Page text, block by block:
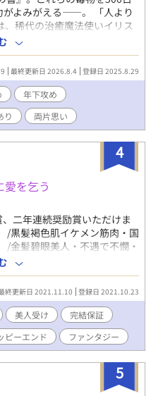
鞭を使い分ける、陽気な性
がよみがえる――。 「人より
稀代の治癒魔法使いイリス
の危険な実験に巻き込まれ
契約を解除したがるし王都
自の発展を遂げた魔法使いの
れる希望と救済の物語。 褐
薄幸・美形・年齢不詳だが
くり進行です。ちゃんと告
まで50万字程度かかりま
含まれます。苦手な方はご
最終更新日 2026.8.4 登録日 2025.8.29
年下攻め
り 両片思い
4
を乞う
二年連続奨励賞いただけま
黒髪褐色肌イケメン筋肉・国
金髪碧眼美人・不遇で不憫・
が男前剣闘士に溺愛されて救
士アルキバは、所属する剣
ルが、剣闘士を閨に呼び性奴
慨する。 さらにサイルがア
「この俺に伽をしろだ
の元に乗り込むが、そこで
終更新日 2021.11.10 登録日 2021.10.23
美人受け
完結保証
ピーエンド ファンタジー
5